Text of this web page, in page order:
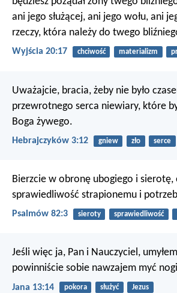
ani jego służącej, ani jego wołu, ani
rzeczy, która należy do twego
Wyjścia 20:17 chciwość materializm
Uważajcie, bracia, żeby nie było
przewrotnego serca niewiary, które
Boga żywego.
Hebrajczyków 3:12 gniew zło serce
Bierzcie w obronę ubogiego i sierotę,
sprawiedliwość strapionemu i
Psalmów 82:3 sieroty sprawiedliwość
Jeśli więc ja, Pan i Nauczyciel,
powinniście sobie nawzajem myć
Jana 13:14 pokora służyć Jezus